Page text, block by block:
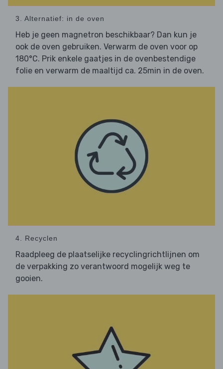
3. Alternatief: in de oven
Heb je geen magnetron beschikbaar? Dan kun je
ook de oven gebruiken. Verwarm de oven voor op
180°C. Prik enkele gaatjes in de ovenbestendige
folie en verwarm de maaltijd ca. 25min in de oven.
4. Recyclen
Raadpleeg de plaatselijke recyclingrichtlijnen om
de verpakking zo verantwoord mogelijk weg te
gooien.